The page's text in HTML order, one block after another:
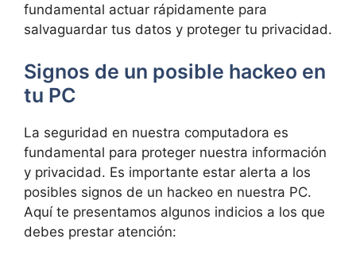
‍fundamental actuar ‍rápidamente para
salvaguardar tus datos​ y proteger tu privacidad.
Signos de ⁣un posible hackeo en
⁢tu PC
La seguridad ‍en nuestra computadora es
fundamental para​ proteger nuestra⁤ información
⁤y ⁢privacidad. Es⁢ importante estar alerta a los
‌posibles signos de un hackeo en nuestra PC.
Aquí ⁢te presentamos algunos indicios a los que
debes ‍prestar ‌atención: